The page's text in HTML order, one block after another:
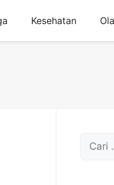
Kesehatan
Cari